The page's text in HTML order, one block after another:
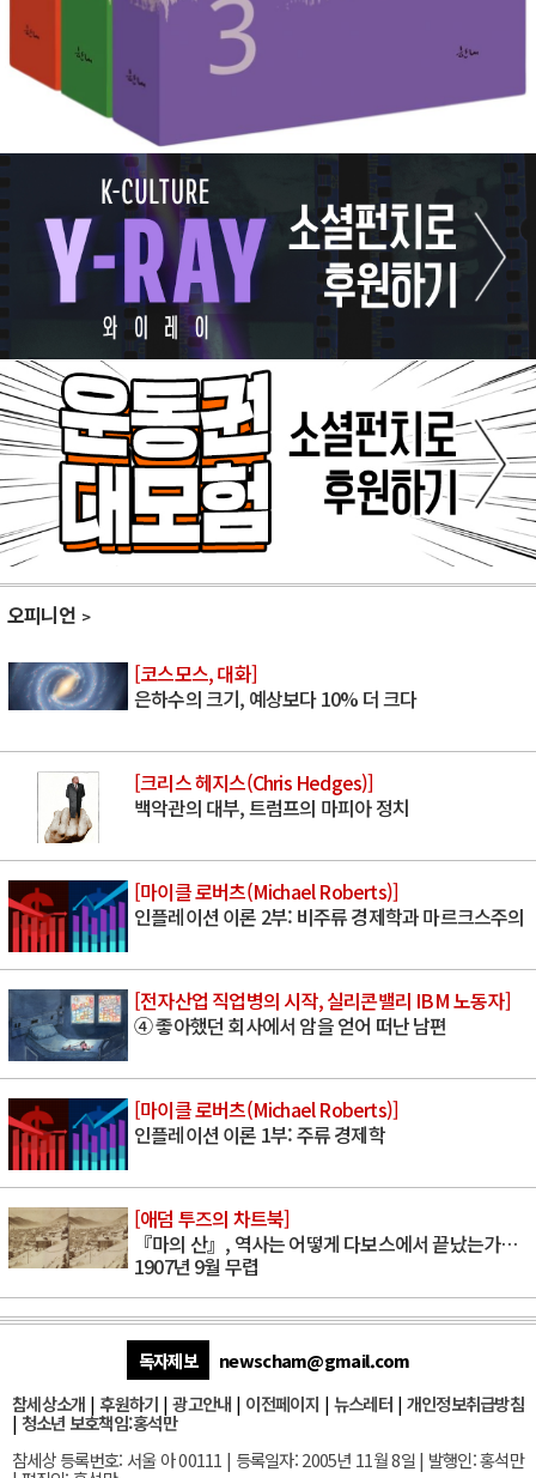
오피니언
[코스모스, 대화]
은하수의 크기, 예상보다 10% 더 크다
[크리스 헤지스(Chris Hedges)]
백악관의 대부, 트럼프의 마피아 정치
[마이클 로버츠(Michael Roberts)]
인플레이션 이론 2부: 비주류 경제학과 마르크스주의
[전자산업 직업병의 시작, 실리콘밸리 IBM 노동자]
④ 좋아했던 회사에서 암을 얻어 떠난 남편
[마이클 로버츠(Michael Roberts)]
인플레이션 이론 1부: 주류 경제학
[애덤 투즈의 차트북]
『마의 산』, 역사는 어떻게 다보스에서 끝났는가…
1907년 9월 무렵
독자제보
newscham@gmail.com
참세상소개 | 후원하기 |광고안내 | 이전페이지 | 뉴스레터| 개인정보취급방침
| 청소년 보호책임:홍석만
참세상 등록번호: 서울 아 00111 | 등록일자: 2005년 11월 8일 | 발행인: 홍석만